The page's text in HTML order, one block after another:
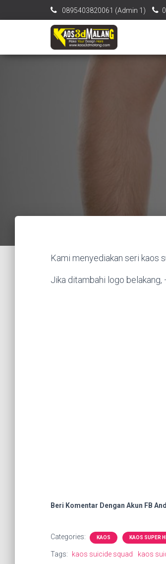
0895403820061‬ (Admin 1)
Kami menyediakan seri kaos
Jika ditambahi logo belakang,
Beri Komentar Dengan Akun FB
Categories: KAOS KAOS SUPER
Tags: kaos suicide squad kaos